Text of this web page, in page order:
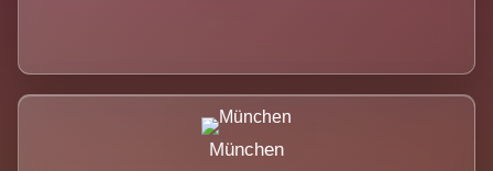
München